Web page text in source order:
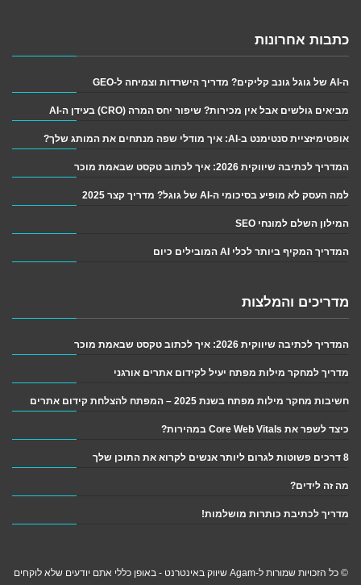
כתבות אחרונות
ה-AI של גוגל גונב קליקים? מדריך הישרדות וצמיחה ל-GEO
מביאים גולשים אבל אין מכירות? שיפור יחס המרה (CRO) בעידן ה-AI
אופטימיזציית סנטימנט ב-AI: איך מודלי שפה מנתחים את המותג שלך?
המדריך לכתיבה שיווקית 2026: איך לכתוב טקסט שבאמת מוכר
למה העסק לא מופיע בסיכומי ה-AI של גוגל? מדריך קצר 2025
המילון השלם למונחי SEO
המדריך המקיף ביותר לכלי AI המובילים כיום
מדריכים והמלצות
המדריך לכתיבה שיווקית 2026: איך לכתוב טקסט שבאמת מוכר
מדריך למחקר מילות מפתח יעיל לקידום אתרים אורגני
חשיבות מחקר מילות מפתח בשנת 2025 – המפתח להצלחת קידום אתרים
כיצד לשפר את Core Web Vitals במהירות?
8 דרכים פשוטות לגרום ליותר אנשים לקרוא את התוכן שלך
מה זה לידים?
מדריך לכתיבת כותרות מושלמות!
© כל הזכויות שמורות ל-Agam שיווק באינטרנט - באופן כללי אתם יודעים שלא לוקחים